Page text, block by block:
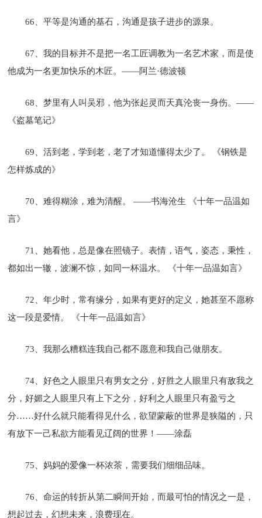
66、平等是沟通的基石，沟通是孩子进步的源泉。
67、我的目标并不是把一名工匠调教为一名艺术家，而是使
他成为一名更加快乐的木匠。——阿兰·德波顿
68、梦里有人叫吴邪，他为张起灵而天真沦丧一身伤。——
《盗墓笔记》
69、活到老，学到老，老了才知道懂得太少了。 《钢铁是
怎样炼成的》
70、难得糊涂，难为清醒。 ——书海沧生 《十年一品温如
言》
71、她看他，总是像在照镜子。表情，语气，姿态，秉性，
都如出一辙，波澜不惊，如同一杯温水。 《十年一品温如言》
72、年少时，常有缘分，如果有更好的定义，她甚至不愿称
这一段是爱情。 《十年一品温如言》
73、我那么糟糕连我自己都不愿意和我自己做朋友。
74、好色之人眼里只有男女之分，好胜之人眼里只有敌我之
分，好媚之人眼里只有上下之分，好利之人眼里只有盈亏之
分……好什么就只能看得见什么，欲望蒙蔽的世界是狭隘的，只
有放下一己私欲方能看见辽阔的世界！——涂磊
75、妈妈的爱像一杯浓茶，需要我们细细品味。
76、命运的转折从第二瞬间开始，而最可怕的情况之一是，
想起过去，幻想未来，浪费现在。